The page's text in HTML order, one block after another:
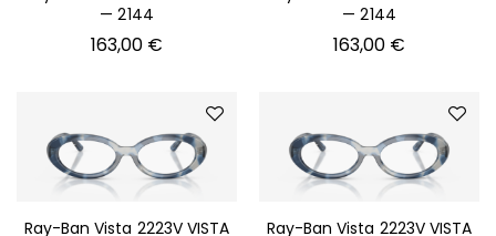
— 2144
163,00 €
— 2144
163,00 €
Ray-Ban Vista 2223V VISTA
Ray-Ban Vista 2223V VISTA